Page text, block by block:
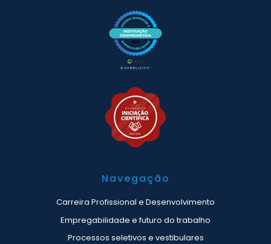
Navegação
Carreira Profissional e Desenvolvimento
Empregabilidade e futuro do trabalho
Processos seletivos e vestibulares